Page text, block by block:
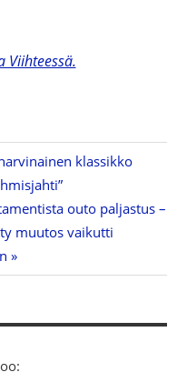
Viihteessä.
klassikko
outo paljastus –
muutos vaikutti